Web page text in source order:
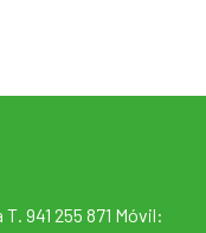
941 255 871 Móvil: